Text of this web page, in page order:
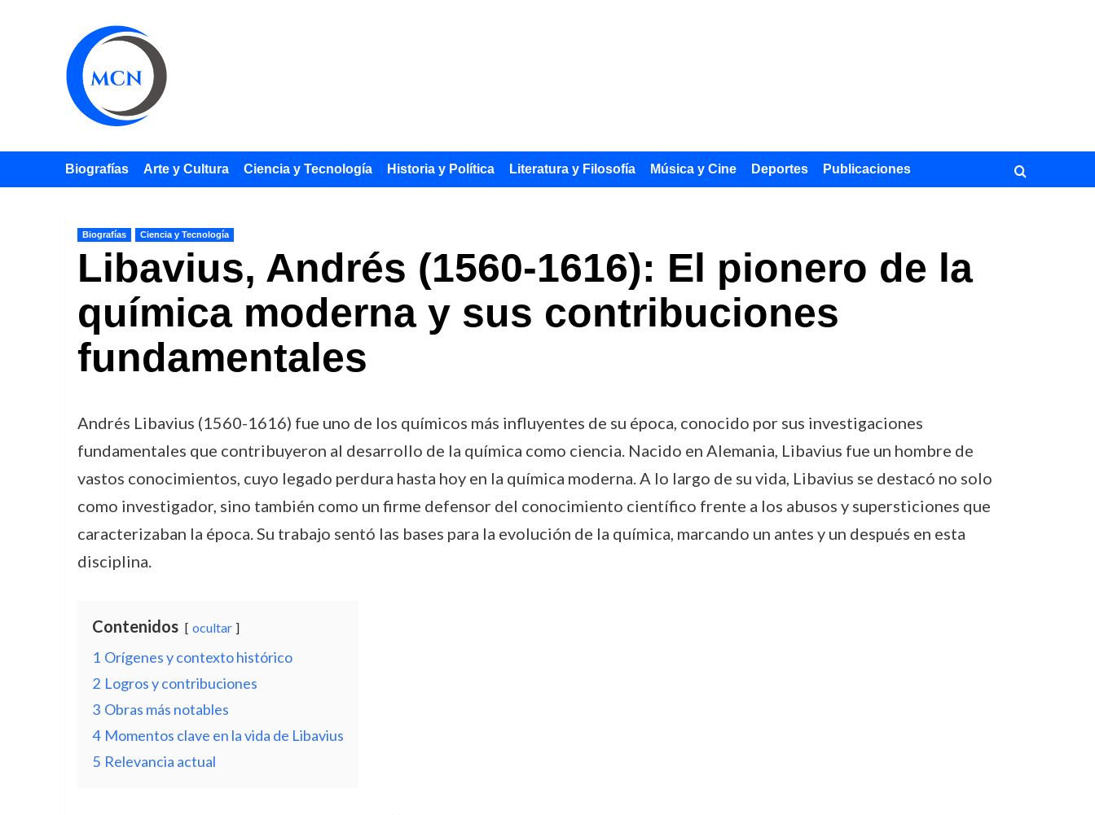
Biografías Arte y Cultura Ciencia y Tecnología Historia y Política Literatura y Filosofía Música y Cine Deportes Publicaciones
Biografías Ciencia y Tecnología
Libavius, Andrés (1560-1616): El pionero de la
química moderna y sus contribuciones
fundamentales
Andrés Libavius (1560-1616) fue uno de los químicos más influyentes de su época, conocido por sus investigaciones
fundamentales que contribuyeron al desarrollo de la química como ciencia. Nacido en Alemania, Libavius fue un hombre de
vastos conocimientos, cuyo legado perdura hasta hoy en la química moderna. A lo largo de su vida, Libavius se destacó no solo
como investigador, sino también como un firme defensor del conocimiento científico frente a los abusos y supersticiones que
caracterizaban la época. Su trabajo sentó las bases para la evolución de la química, marcando un antes y un después en esta
disciplina.
Contenidos ocultar
1 Orígenes y contexto histórico
2 Logros y contribuciones
3 Obras más notables
4 Momentos clave en la vida de Libavius
5 Relevancia actual